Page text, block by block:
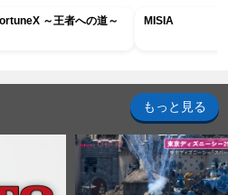
～王者への道～ MISIA
もっと見る